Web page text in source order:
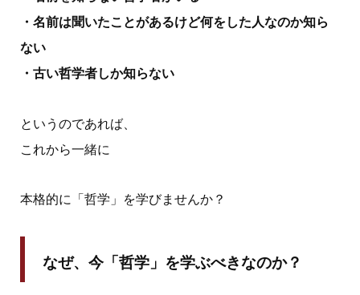
・名前は聞いたことがあるけど何をした人なのか知ら
ない
・古い哲学者しか知らない
というのであれば、
これから一緒に
本格的に「哲学」を学びませんか？
なぜ、今「哲学」を学ぶべきなのか？